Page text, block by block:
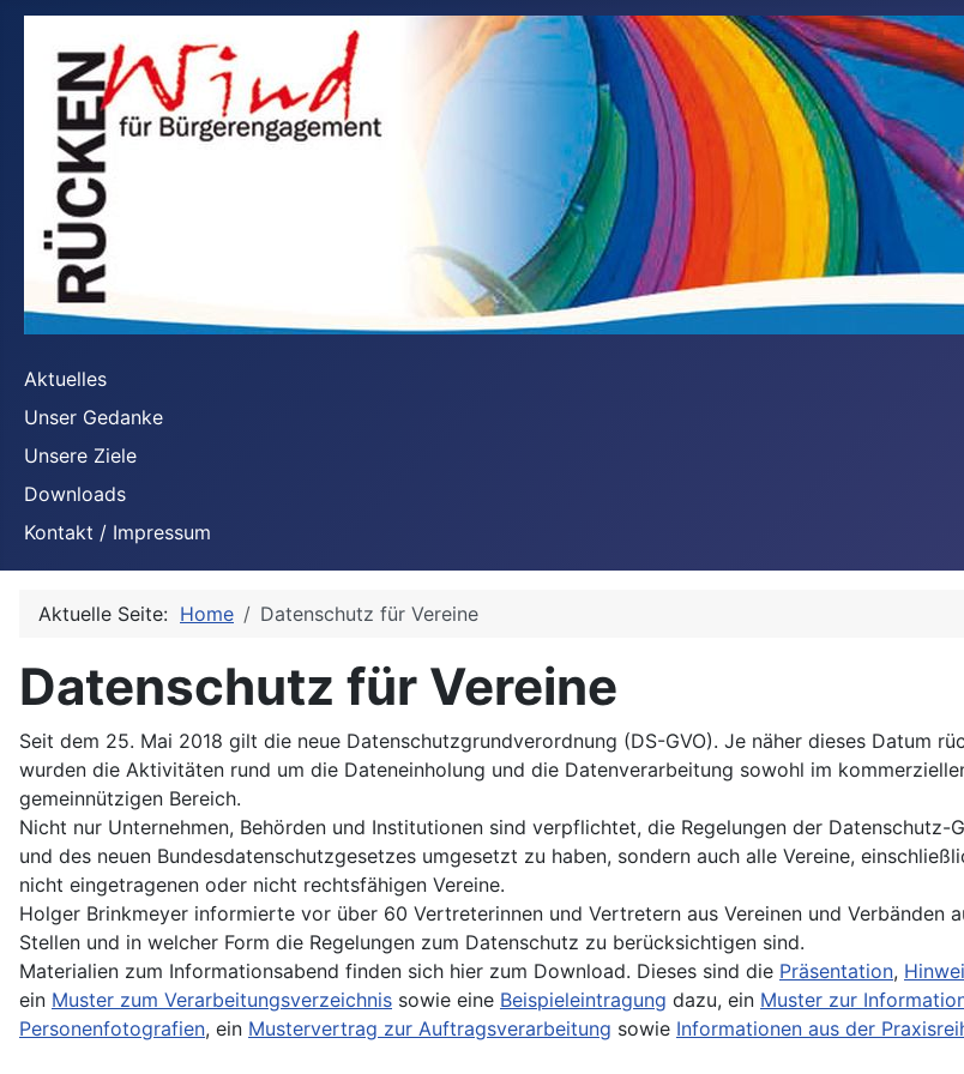
Aktuelles
Unser Gedanke
Unsere Ziele
Downloads
Kontakt / Impressum
Aktuelle Seite: Home Datenschutz für Vereine
Datenschutz für Vereine
Seit dem 25. Mai 2018 gilt die neue Datenschutzgrundverordnung (DS-GVO). Je näher dieses Datum
wurden die Aktivitäten rund um die Dateneinholung und die Datenverarbeitung sowohl im
gemeinnützigen Bereich.
Nicht nur Unternehmen, Behörden und Institutionen sind verpflichtet, die Regelungen der Datenschutz-
und des neuen Bundesdatenschutzgesetzes umgesetzt zu haben, sondern auch alle Vereine,
nicht eingetragenen oder nicht rechtsfähigen Vereine.
Holger Brinkmeyer informierte vor über 60 Vertreterinnen und Vertretern aus Vereinen und Verbänden
Stellen und in welcher Form die Regelungen zum Datenschutz zu berücksichtigen sind.
Materialien zum Informationsabend finden sich hier zum Download. Dieses sind die Präsentation,
ein Muster zum Verarbeitungsverzeichnis sowie eine Beispieleintragung dazu, ein Muster zur
Personenfotografien, ein Mustervertrag zur Auftragsverarbeitung sowie Informationen aus der